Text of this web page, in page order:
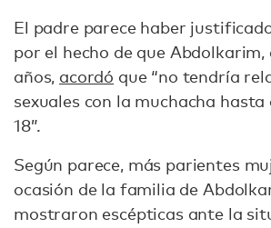
El padre parece haber
por el hecho de que Abdolkarim,
años, acordó que “no tendría
sexuales con la muchacha
18”.
Según parece, más parientes
ocasión de la familia de
mostraron escépticas ante la